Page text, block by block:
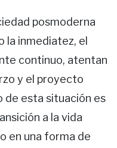
posmoderna
la inmediatez, el
continuo, atentan
y el proyecto
de esta situación es
a la vida
en una forma de